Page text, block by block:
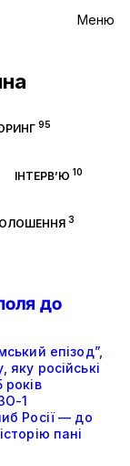
Меню
95
ІНТЕРВ’Ю 10
3
до
епізод”,
російські
1
Росії — до
пані